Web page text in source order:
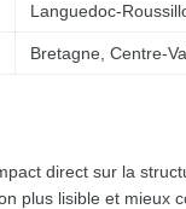
Languedoc-
Bretagne, Centre-
direct sur la
plus lisible et mieux